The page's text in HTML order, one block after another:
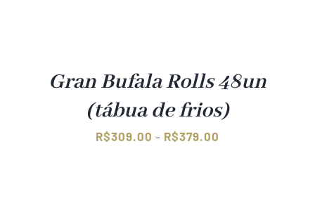
Gran Bufala Rolls 48un
(tábua de frios)
R$309.00 – R$379.00